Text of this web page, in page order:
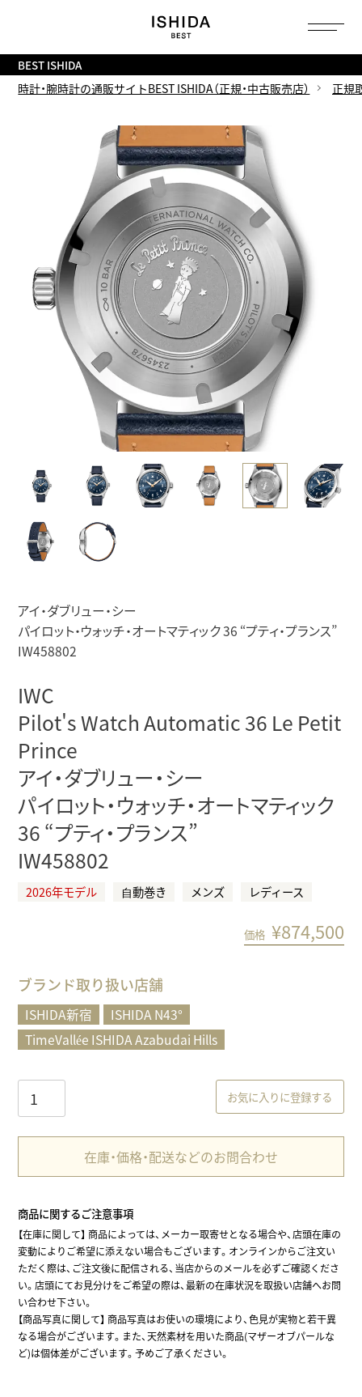
BEST ISHIDA
時計・腕時計の通販サイトBEST ISHIDA（正規・中古販売店）
正規
アイ・ダブリュー・シー
パイロット・ウォッチ・オートマティック 36 “プティ・プランス”
IW458802
IWC
Pilot's Watch Automatic 36 Le Petit
Prince
アイ・ダブリュー・シー
パイロット・ウォッチ・オートマティック
36 “プティ・プランス”
IW458802
2026年モデル ⾃動巻き メンズ レディース
価格 ¥874,500
ブランド取り扱い店舗
ISHIDA新宿
ISHIDA N43°
TimeVallée ISHIDA Azabudai Hills
お気に入りに登録する
在庫・価格・配送などのお問合わせ
商品に関するご注意事項
【在庫に関して】商品によっては、メーカー取寄せとなる場合や、店頭在庫の
変動によりご希望に添えない場合もございます。オンラインからご注文い
ただく際は、ご注文後に配信される、当店からのメールを必ずご確認くださ
い。店頭にてお見分けをご希望の際は、最新の在庫状況を取扱い店舗へお問
い合わせ下さい。
【商品写真に関して】 商品写真はお使いの環境により、色見が実物と若干異
なる場合がございます。また、天然素材を用いた商品(マザーオブパールな
ど)は個体差がございます。予めご了承ください。
へ